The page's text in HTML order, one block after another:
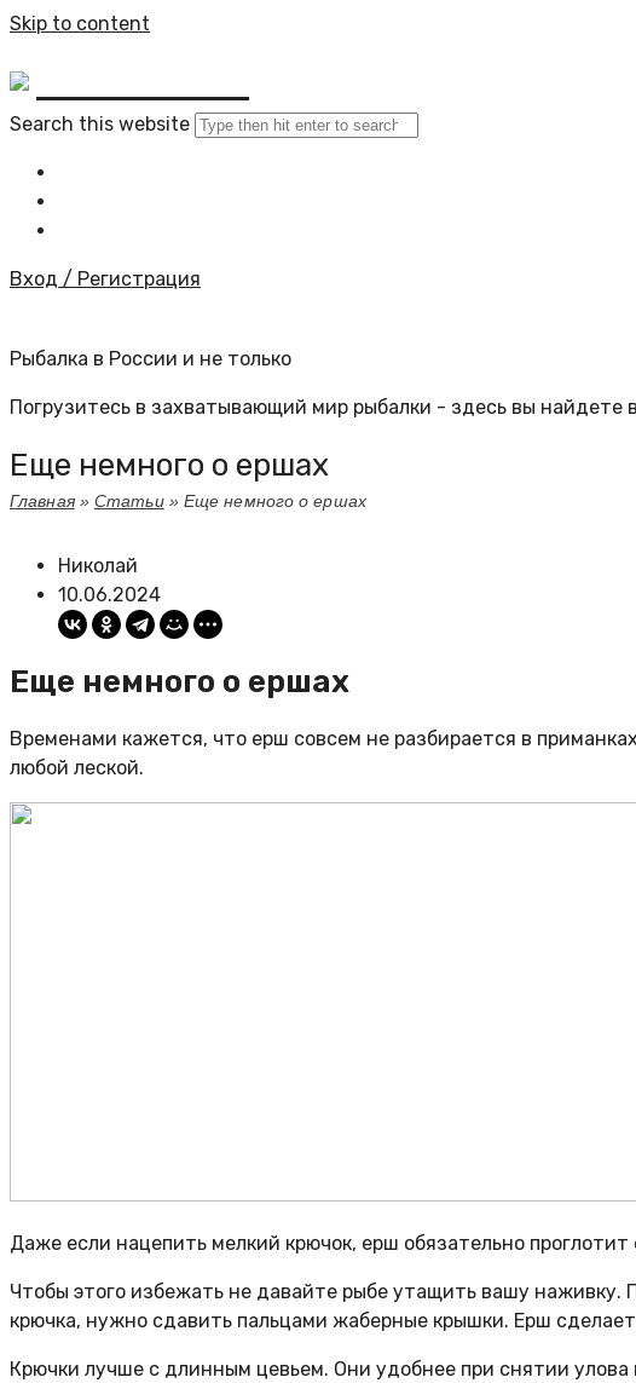
Skip to content
Search this website
Вход / Регистрация
Рыбалка в России и не только
Погрузитесь в захватывающий мир рыбалки - здесь вы найдете
Еще немного о ершах
Главная»Статьи» Еще немного о ершах
Николай
10.06.2024
Еще немного о ершах
Временами кажется, что ерш совсем не разбирается в
любой леской.
Даже если нацепить мелкий крючок, ерш обязательно
Чтобы этого избежать не давайте рыбе утащить вашу наживку.
крючка, нужно сдавить пальцами жаберные крышки. Ерш
Крючки лучше с длинным цевьем. Они удобнее при снятии улова